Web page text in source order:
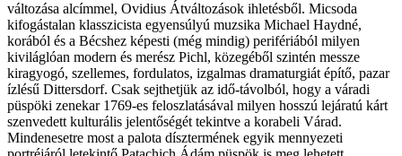
változása alcímmel, Ovidius Átváltozások ihletésből. Micsoda
kifogástalan klasszicista egyensúlyú muzsika Michael Haydné,
korából és a Bécshez képesti (még mindig) perifériából milyen
kiviláglóan modern és merész Pichl, közegéből szintén messze
kiragyogó, szellemes, fordulatos, izgalmas dramaturgiát építő, pazar
ízlésű Dittersdorf. Csak sejthetjük az idő-távolból, hogy a váradi
püspöki zenekar 1769-es feloszlatásával milyen hosszú lejáratú kárt
szenvedett kulturális jelentőségét tekintve a korabeli Várad.
Mindenesetre most a palota dísztermének egyik mennyezeti